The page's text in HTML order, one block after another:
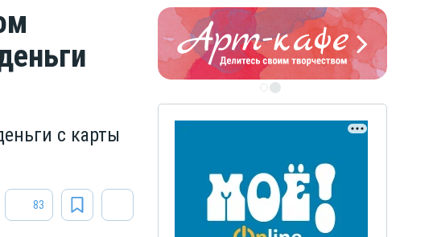
с карты
83
ЭТО БЫЛО В
Книга памяти воронежских